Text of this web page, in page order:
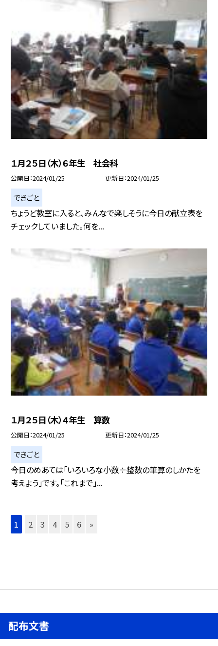
１月２５日（木）６年生 社会科
公開日 2024/01/25 更新日 2024/01/25
できごと
ちょうど教室に入ると、みんなで楽しそうに今日の献立表を
チェックしていました。何を...
１月２５日（木）４年生 算数
公開日 2024/01/25 更新日 2024/01/25
できごと
今日のめあては「いろいろな小数÷整数の筆算のしかたを
考えよう」です。「これまで」...
1 2 3 4 5 6 »
配布文書